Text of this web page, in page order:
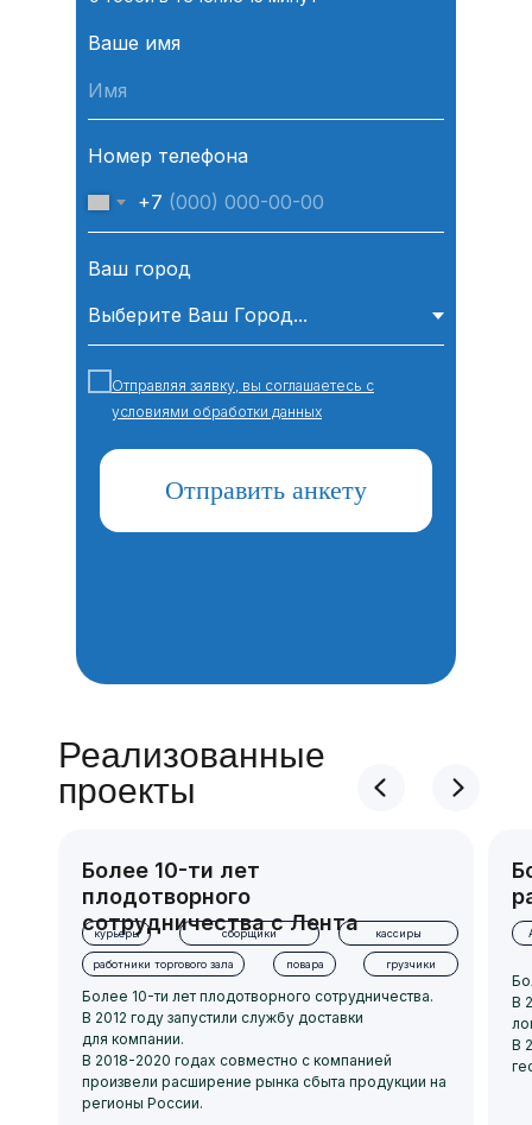
Ваше имя
Номер телефона
+7
Ваш город
Отправляя заявку, вы соглашаетесь с
условиями обработки данных
Отправить анкету
Реализованные
проекты
В
В
грузчики
работники торгового зала повара
кассиры
курьеры
Более 10-ти лет
плодотворного
сотрудничества с Лента
сборщики
Более 10-ти лет плодотворного сотрудничества.
В 2012 году запустили службу доставки
для компании.
В 2018-2020 годах совместно с компанией
произвели расширение рынка сбыта продукции на
регионы России.